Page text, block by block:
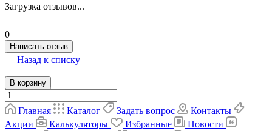
Загрузка отзывов...
0
Написать отзыв
Назад к списку
В корзину
Главная Каталог Задать вопрос
Контакты
Акции
Калькуляторы Избранные
Новости